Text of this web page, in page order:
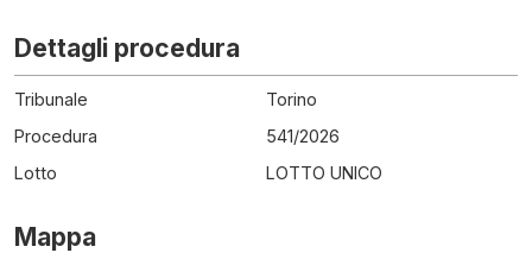
Dettagli procedura
Tribunale
Torino
Procedura
541/2026
Lotto
LOTTO UNICO
Mappa